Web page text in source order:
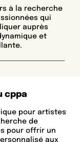
à la recherche
qui
auprès
et
cppa
pour artistes
de
pour offrir un
aux